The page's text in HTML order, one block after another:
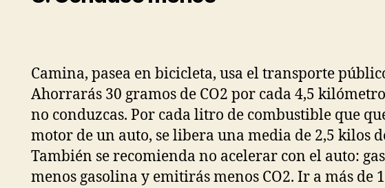
Camina, pasea en bicicleta, usa el transporte
Ahorrarás 30 gramos de CO2 por cada 4,5
no conduzcas. Por cada litro de combustible que
motor de un auto, se libera una media de 2,5 kilos
También se recomienda no acelerar con el auto:
menos gasolina y emitirás menos CO2. Ir a más de